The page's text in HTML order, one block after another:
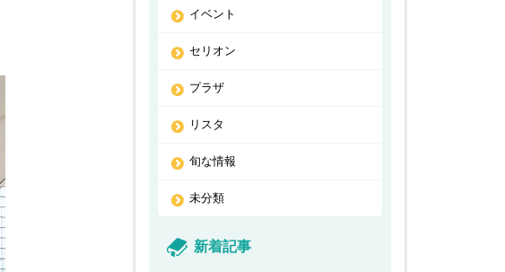
イベント
セリオン
プラザ
リスタ
旬な情報
未分類
新着記事